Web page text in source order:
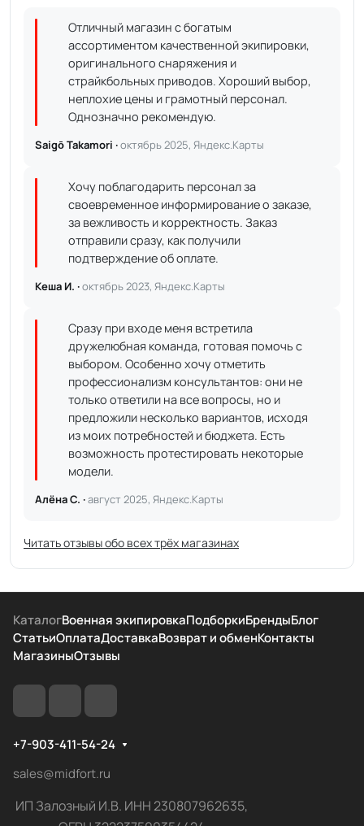
Отличный магазин с богатым
ассортиментом качественной экипировки,
оригинального снаряжения и
страйкбольных приводов. Хороший выбор,
неплохие цены и грамотный персонал.
Однозначно рекомендую.
Saigō Takamori ·октябрь 2025, Яндекс.Карты
Хочу поблагодарить персонал за
своевременное информирование о заказе,
за вежливость и корректность. Заказ
отправили сразу, как получили
подтверждение об оплате.
Кеша И. ·октябрь 2023, Яндекс.Карты
Сразу при входе меня встретила
дружелюбная команда, готовая помочь с
выбором. Особенно хочу отметить
профессионализм консультантов: они не
только ответили на все вопросы, но и
предложили несколько вариантов, исходя
из моих потребностей и бюджета. Есть
возможность протестировать некоторые
модели.
Алёна С. ·август 2025, Яндекс.Карты
Читать отзывы обо всех трёх магазинах
КаталогВоенная экипировкаПодборкиБрендыБлог
СтатьиОплатаДоставкаВозврат и обменКонтакты
МагазиныОтзывы
+7-903-411-54-24
sales@midfort.ru
ИП Залозный И.В. ИНН 230807962635,